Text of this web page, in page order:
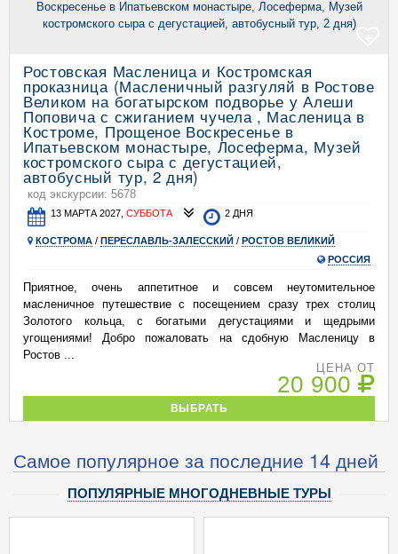
Ростовская Масленица и Костромская
проказница (Масленичный разгуляй в Ростове
Великом на богатырском подворье у Алеши
Поповича с сжиганием чучела , Масленица в
Костроме, Прощеное Воскресенье в
Ипатьевском монастыре, Лосеферма, Музей
костромского сыра с дегустацией,
автобусный тур, 2 дня)
код экскурсии: 5678
13 МАРТА 2027,СУББОТА 2 ДНЯ
КОСТРОМА / ПЕРЕСЛАВЛЬ-ЗАЛЕССКИЙ / РОСТОВ ВЕЛИКИЙ
РОССИЯ
Приятное, очень аппетитное и совсем неутомительное
масленичное путешествие с посещением сразу трех столиц
Золотого кольца, с богатыми дегустациями и щедрыми
угощениями! Добро пожаловать на сдобную Масленицу в
Ростов ...
ЦЕНА ОТ
20 900
ВЫБРАТЬ
Самое популярное за последние 14 дней
ПОПУЛЯРНЫЕ МНОГОДНЕВНЫЕ ТУРЫ